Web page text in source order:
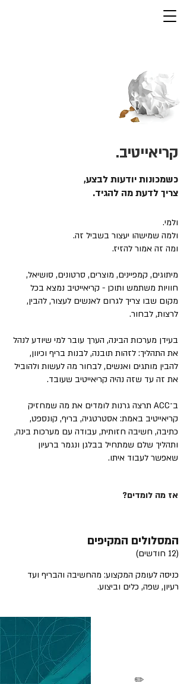
קריאייטיב.
כשמכונות יודעות לבצע,
צריך לדעת מה להגיד.
ולמי.
ולמה שמישהו יעצור בשביל זה.
ומה זה אמור להזיז.
מיתוגים, קמפיינים, מוצרים, סרטונים, סושיאל,
חוויות משתמש ותוכן - קריאייטיב נמצא בכל
מקום שבו צריך לגרום לאנשים לעצור, להבין,
לרצות, לבחור.
בעידן מערכות הבינה, הערך עובר למי שיודע לנהל
את התהליך: לזהות תובנה, לבנות בריף וכיוון,
להבין מותגים ואנשים, לבחור מה לעשות ולהוביל
את זה עד שזה נהיה קריאייטיב שעובד.
ב־ACC תרצה גרנות לומדים את מה שמחזיק
קריאייטיב באמת: אסטרטגיה, בריף, קונספט,
כתיבה, חשיבה חזותית, עבודה עם מערכות בינה,
ותהליך שלם שמתחיל בבלגן ונגמר ברעיון
שאפשר לעבוד איתו.
אז מה לומדים?
המסלולים המקיפים
(12 חודשים)
כניסה לעומק המקצוע: מהחשיבה והבריף ועד
רעיון, שפה, כלים וביצוע.
✏️